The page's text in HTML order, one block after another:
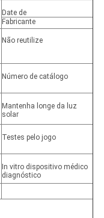
Date de
Fabricante
Não reutilize
Número de catálogo
Mantenha longe da luz
solar
Testes pelo jogo
In vitro dispositivo médico
diagnóstico